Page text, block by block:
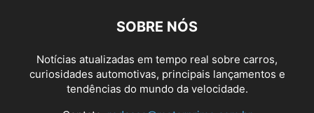
SOBRE NÓS
Notícias atualizadas em tempo real sobre carros,
curiosidades automotivas, principais lançamentos e
tendências do mundo da velocidade.